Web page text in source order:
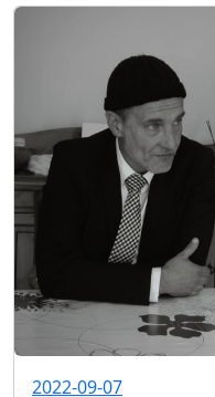
2022-09-07